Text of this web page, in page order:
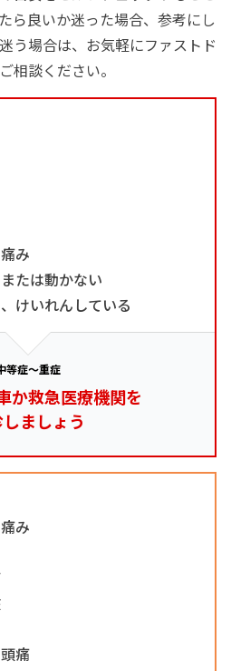
ら良いか迷った場合、参考にし
う場合は、お気軽にファストド
相談ください。
み
たは動かない
けいれんしている
等症～重症
か救急医療機関を
ましょう
み
痛